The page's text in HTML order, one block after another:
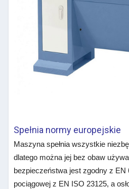
Spełnia normy europejskie
Maszyna spełnia wszystkie
dlatego można jej bez obaw
bezpieczeństwa jest zgodny z
pociągowej z EN ISO 23125, a